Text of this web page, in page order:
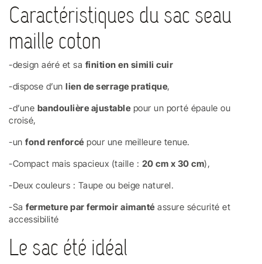
Caractéristiques du sac seau
maille coton
-design aéré et sa finition en simili cuir
-dispose d’un lien de serrage pratique,
-d’une bandoulière ajustable pour un porté épaule ou
croisé,
-un fond renforcé pour une meilleure tenue.
-Compact mais spacieux (taille : 20 cm x 30 cm),
-Deux couleurs : Taupe ou beige naturel.
-Sa fermeture par fermoir aimanté assure sécurité et
accessibilité
Le sac été idéal